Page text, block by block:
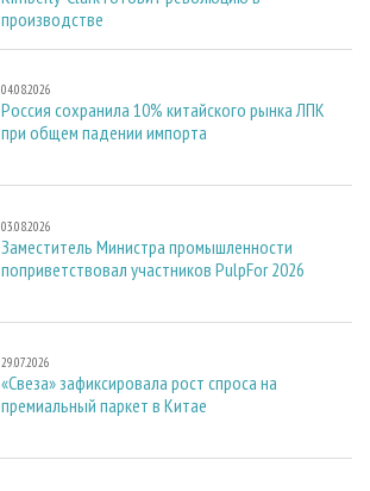
производстве
04.08.2026
Россия сохранила 10% китайского рынка ЛПК
при общем падении импорта
03.08.2026
Заместитель Министра промышленности
поприветствовал участников PulpFor 2026
29.07.2026
«Свеза» зафиксировала рост спроса на
премиальный паркет в Китае